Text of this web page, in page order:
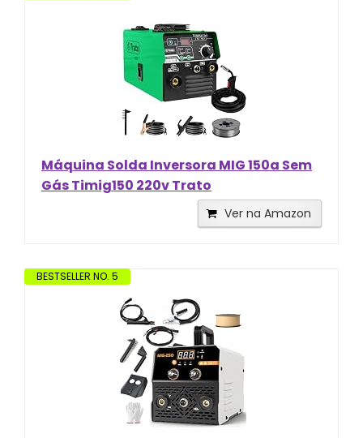
Máquina Solda Inversora MIG 150a Sem
Gás Timig150 220v Trato
Ver na Amazon
BESTSELLER NO. 5